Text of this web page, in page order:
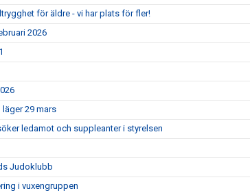
för äldre - vi har plats för fler!
2026
läger 29 mars
ledamot och suppleanter i styrelsen
Judoklubb
i vuxengruppen